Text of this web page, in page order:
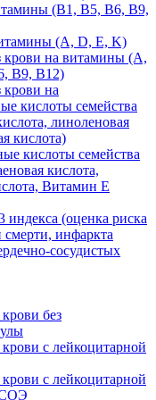
(B1, B5, B6, В9,
(A, D, E, K)
на витамины (A,
В9, B12)
на
кислоты семейства
линоленовая
кислота)
кислоты семейства
кислота,
Витамин E
(оценка риска
смерти, инфаркта
сосудистых
без
с лейкоцитарной
с лейкоцитарной
СОЭ